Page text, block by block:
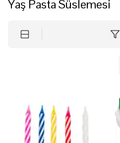
Yaş Pasta Süslemesi